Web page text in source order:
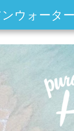
ウォータ